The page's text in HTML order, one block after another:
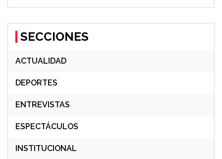
NOTICIAS
SECCIONES
ACTUALIDAD
DEPORTES
ENTREVISTAS
ESPECTÁCULOS
INSTITUCIONAL